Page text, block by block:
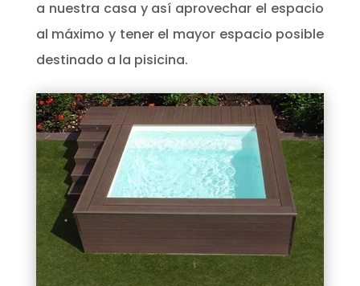
a nuestra casa y así aprovechar el espacio
al máximo y tener el mayor espacio posible
destinado a la pisicina.